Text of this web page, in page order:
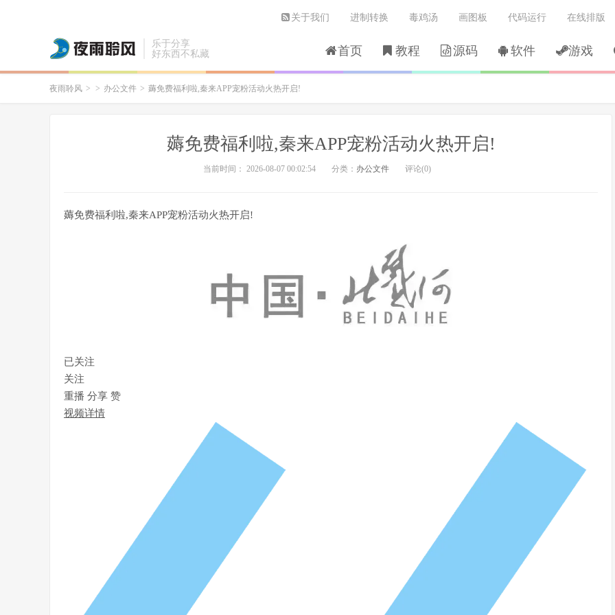
乐于分享
好东西不私藏
首页 教程 源码 软件 游戏
关于我们 进制转换 毒鸡汤 画图板 代码运行 在线排版
夜雨聆风 > > 办公文件 > 薅免费福利啦,秦来APP宠粉活动火热开启!
薅免费福利啦,秦来APP宠粉活动火热开启!
当前时间： 2026-08-07 00:02:54 分类： 办公文件 评论(0)
薅免费福利啦,秦来APP宠粉活动火热开启!
已关注
关注
重播 分享 赞
视频详情